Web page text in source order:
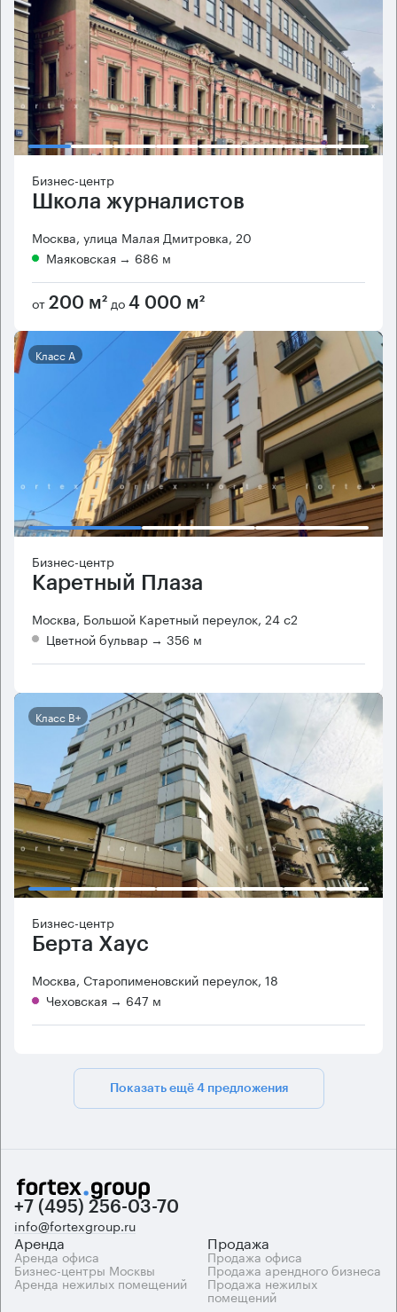
Бизнес-центр
Школа журналистов
Москва, улица Малая Дмитровка, 20
Маяковская → 686 м
от 200 м² до 4 000 м²
Класс А
Бизнес-центр
Каретный Плаза
Москва, Большой Каретный переулок, 24 с2
Цветной бульвар → 356 м
Класс B+
Бизнес-центр
Берта Хаус
Москва, Старопименовский переулок, 18
Чеховская → 647 м
Показать ещё 4 предложения
+7 (495) 256-03-70
info@fortexgroup.ru
Аренда
Аренда офиса
Бизнес-центры Москвы
Аренда нежилых помещений
Продажа
Продажа офиса
Продажа арендного бизнеса
Продажа нежилых
помещений